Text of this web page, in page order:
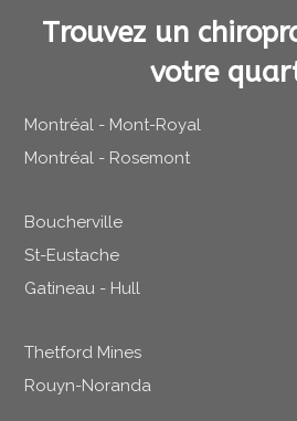
Trouvez un
votre
Montréal - Mont-Royal
Montréal - Rosemont
Boucherville
St-Eustache
Gatineau - Hull
Thetford Mines
Rouyn-Noranda